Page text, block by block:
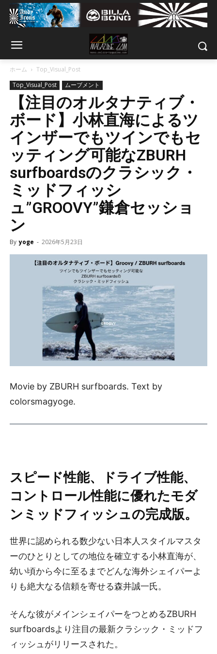
ホーム
Top_Visual_Post
Top_Visual_Post
ムーブメント
【注目のオルタナティブ・
ボード】小林直海によるツ
インザーでもツインでもセ
ッティング可能なZBURH
surfboardsのクラシック・
ミッドフィッシ
ュ”GROOVY”鎌倉セッショ
ン
By yoge - 2026年5月23日
Movie by ZBURH surfboards. Text by
colorsmagyoge.
スピード性能、ドライブ性能、
コントロール性能に優れたモダ
ンミッドフィッシュの完成版。
世界に認められる数少ない日本人スタイルマスタ
ーのひとりとしての地位を確立する小林直海が、
幼い頃から今に至るまでどんな海外シェイパーよ
りも絶大なる信頼を寄せる森井誠一氏。
そんな彼がメインシェイパーをつとめるZBURH
surfboardsより注目の最新クラシック・ミッドフ
ィッシュがリリースされた。